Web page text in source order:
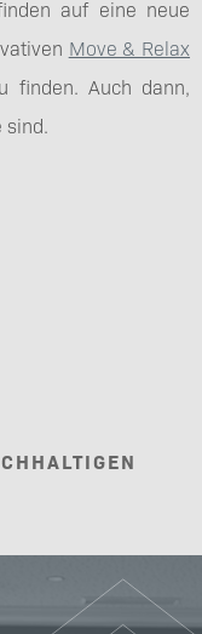
auf eine neue
Move & Relax
finden. Auch dann,
sind.